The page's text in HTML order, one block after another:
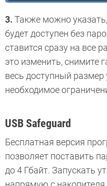
3. Также можно
будет доступен без
ставится сразу на все
это изменить, снимите
весь доступный размер
необходимое
USB Safeguard
Бесплатная версия
позволяет поставить
до 4 Гбайт. Запускать